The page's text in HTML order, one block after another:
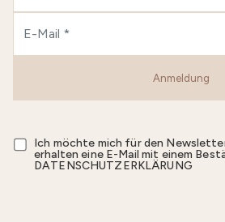
Anmeldung
Ich möchte mich für den
erhalten eine E-Mail mit einem
DATENSCHUTZERKLÄRUNG